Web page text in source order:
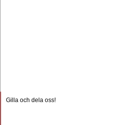
Gilla och dela oss!